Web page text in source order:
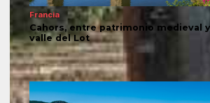
Francia
Cahors, entre patrimonio medieval
valle del Lot